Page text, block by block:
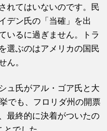
れてはいないのです。民
デン氏の「当確」を出
いるに過ぎません。トラ
選ぶのはアメリカの国民
ん。
ュ氏がアル・ゴア氏と大
でも、フロリダ州の開票
最終的に決着がついたの